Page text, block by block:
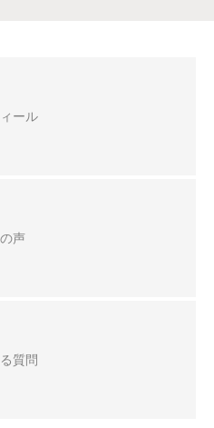
ール
声
質問